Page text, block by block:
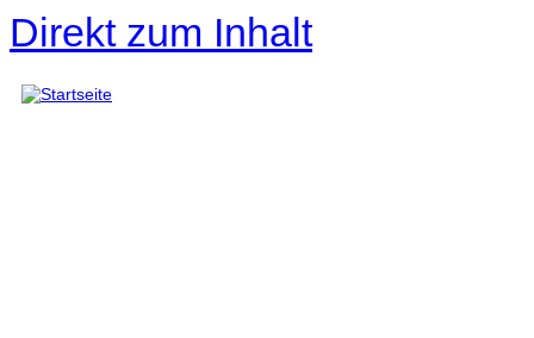
Direkt zum Inhalt